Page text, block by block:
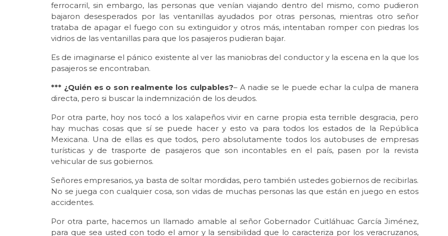
ferrocarril, sin embargo, las personas que venían viajando dentro del mismo, como pudieron
bajaron desesperados por las ventanillas ayudados por otras personas, mientras otro señor
trataba de apagar el fuego con su extinguidor y otros más, intentaban romper con piedras los
vidrios de las ventanillas para que los pasajeros pudieran bajar.
Es de imaginarse el pánico existente al ver las maniobras del conductor y la escena en la que los
pasajeros se encontraban.
*** ¿Quién es o son realmente los culpables?– A nadie se le puede echar la culpa de manera
directa, pero si buscar la indemnización de los deudos.
Por otra parte, hoy nos tocó a los xalapeños vivir en carne propia esta terrible desgracia, pero
hay muchas cosas que sí se puede hacer y esto va para todos los estados de la República
Mexicana. Una de ellas es que todos, pero absolutamente todos los autobuses de empresas
turísticas y de trasporte de pasajeros que son incontables en el país, pasen por la revista
vehicular de sus gobiernos.
Señores empresarios, ya basta de soltar mordidas, pero también ustedes gobiernos de recibirlas.
No se juega con cualquier cosa, son vidas de muchas personas las que están en juego en estos
accidentes.
Por otra parte, hacemos un llamado amable al señor Gobernador Cuitláhuac García Jiménez,
para que sea usted con todo el amor y la sensibilidad que lo caracteriza por los veracruzanos,